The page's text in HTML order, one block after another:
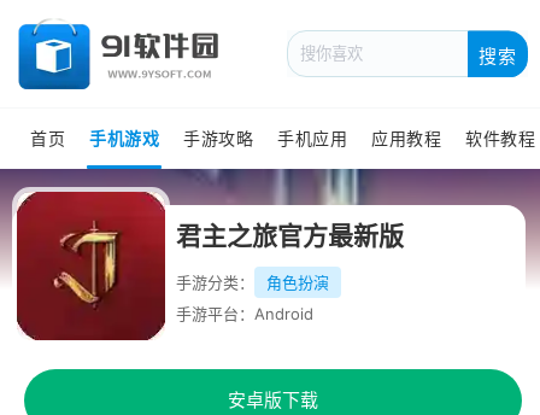
搜索
首页 手机游戏 手游攻略 手机应用 应用教程 软件教程
君主之旅官方最新版
手游分类：
角色扮演
手游平台：Android
安卓版下载